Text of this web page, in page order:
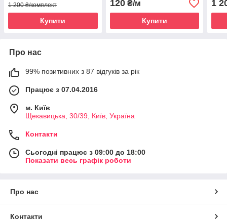
1 200 ₴/комплект
Купити
120₴/м
Купити
1
Про нас
99% позитивних з 87 відгуків за рік
Працює з 07.04.2016
м. Київ
Щекавицька, 30/39, Київ, Україна
Контакти
Сьогодні працює з 09:00 до 18:00
Показати весь графік роботи
Про нас
Контакти